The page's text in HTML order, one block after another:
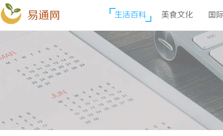
易通网 生活百科 美食文化 国